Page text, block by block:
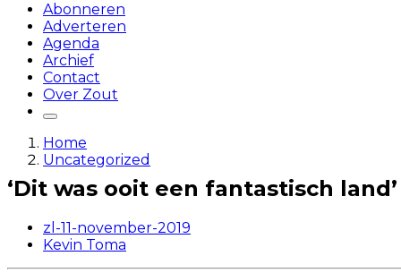
Abonneren
Adverteren
Agenda
Archief
Contact
Over Zout
Home
Uncategorized
‘Dit was ooit een fantastisch land’
zl-11-november-2019
Kevin Toma